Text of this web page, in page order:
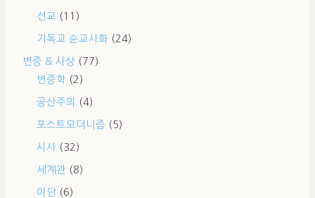
선교 (11)
기독교 순교사화 (24)
변증 & 사상 (77)
변증학 (2)
공산주의 (4)
포스트모더니즘 (5)
시사 (32)
세계관 (8)
이단 (6)